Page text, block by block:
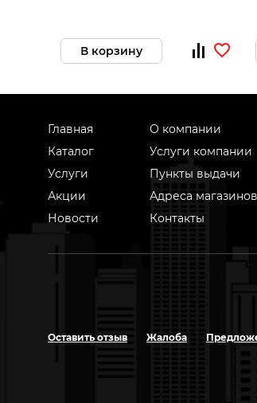
В корзину
Главная
Каталог
Услуги
Акции
Новости
О компании
Услуги компании
Пункты выдачи
Адреса магазинов
Контакты
Оставить отзыв Жалоба